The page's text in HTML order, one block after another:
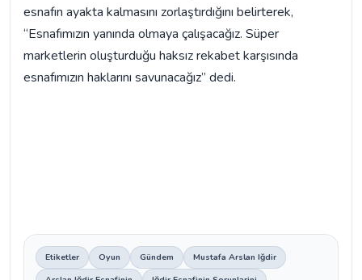
esnafın ayakta kalmasını zorlaştırdığını belirterek,
“Esnafımızın yanında olmaya çalışacağız. Süper
marketlerin oluşturduğu haksız rekabet karşısında
esnafımızın haklarını savunacağız” dedi.
Etiketler Oyun Gündem
Mustafa Arslan Iğdir